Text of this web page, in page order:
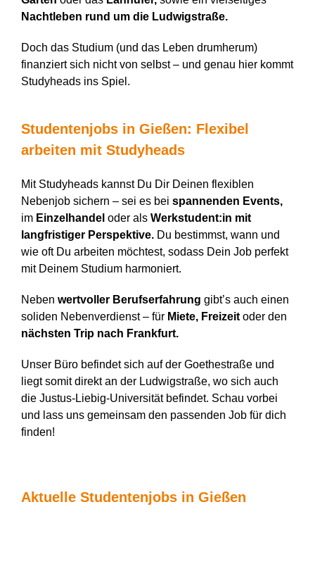
Nachtleben rund um die Ludwigstraße.
Doch das Studium (und das Leben drumherum)
finanziert sich nicht von selbst – und genau hier kommt
Studyheads ins Spiel.
Studentenjobs in Gießen: Flexibel
arbeiten mit Studyheads
Mit Studyheads kannst Du Dir Deinen flexiblen
Nebenjob sichern – sei es bei spannenden Events,
im Einzelhandel oder als Werkstudent:in mit
langfristiger Perspektive.Du bestimmst, wann und
wie oft Du arbeiten möchtest, sodass Dein Job perfekt
mit Deinem Studium harmoniert.
Neben wertvoller Berufserfahrung gibt’s auch einen
soliden Nebenverdienst – für Miete, Freizeitoder den
nächsten Trip nach Frankfurt.
Unser Büro befindet sich auf der Goethestraße und
liegt somit direkt an der Ludwigstraße, wo sich auch
die Justus-Liebig-Universität befindet. Schau vorbei
und lass uns gemeinsam den passenden Job für dich
finden!
Aktuelle Studentenjobs in Gießen